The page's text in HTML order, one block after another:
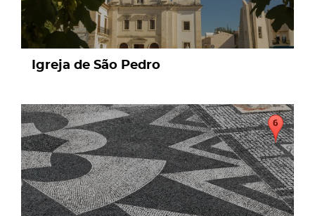
Igreja de São Pedro
page